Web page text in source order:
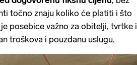
točno znaju koliko će platiti i što
posebice važno za obitelji, tvrtke i
troškova i pouzdanu uslugu.